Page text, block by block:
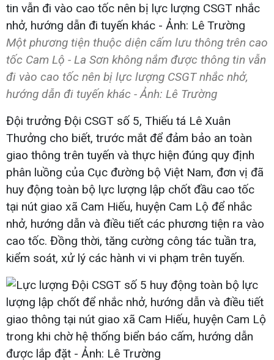
Một phương tiện thuộc diện cấm lưu thông trên cao
tốc Cam Lộ - La Sơn không nắm được thông tin vẫn
đi vào cao tốc nên bị lực lượng CSGT nhắc nhở,
hướng dẫn đi tuyến khác - Ảnh: Lê Trường
Đội trưởng Đội CSGT số 5, Thiếu tá Lê Xuân
Thưởng cho biết, trước mắt để đảm bảo an toàn
giao thông trên tuyến và thực hiện đúng quy định
phân luồng của Cục đường bộ Việt Nam, đơn vị đã
huy động toàn bộ lực lượng lập chốt đầu cao tốc
tại nút giao xã Cam Hiếu, huyện Cam Lộ để nhắc
nhở, hướng dẫn và điều tiết các phương tiện ra vào
cao tốc. Đồng thời, tăng cường công tác tuần tra,
kiểm soát, xử lý các hành vi vi phạm trên tuyến.